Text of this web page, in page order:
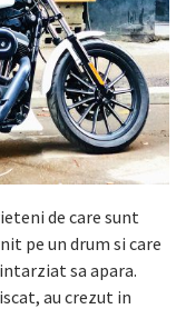
de care sunt
pe un drum si care
sa apara.
au crezut in